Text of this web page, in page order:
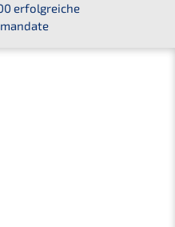
erfolg­rei­che